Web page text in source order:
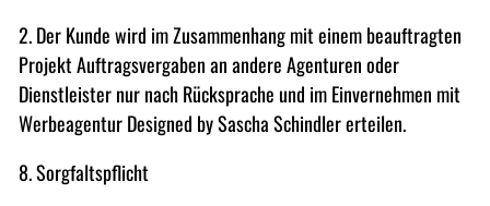
2. Der Kunde wird im Zusammenhang mit einem beauftragten
Projekt Auftragsvergaben an andere Agenturen oder
Dienstleister nur nach Rücksprache und im Einvernehmen mit
Werbeagentur Designed by Sascha Schindler erteilen.
8. Sorgfaltspflicht